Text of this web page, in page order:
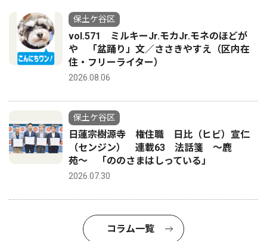
保土ケ谷区
vol.571 ミルキーJr.モカJr.モネのほどが
や 「盆踊り」文／ささきやすえ（区内在
住・フリーライター）
2026.08.06
保土ケ谷区
日蓮宗樹源寺 権住職 日比（ヒビ）宣仁
（センジン） 連載63 法話箋 〜鹿
苑〜 「ののさまはしっている」
2026.07.30
コラム一覧